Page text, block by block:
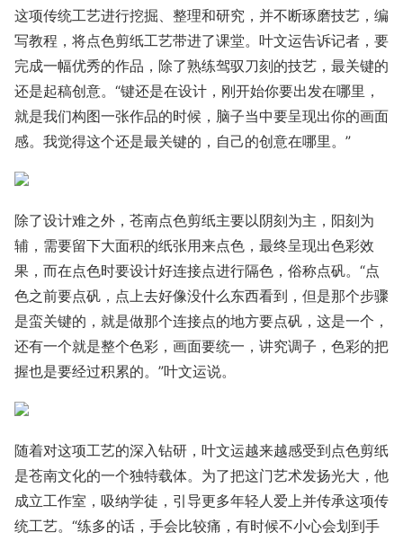
这项传统工艺进行挖掘、整理和研究，并不断琢磨技艺，编
写教程，将点色剪纸工艺带进了课堂。叶文运告诉记者，要
完成一幅优秀的作品，除了熟练驾驭刀刻的技艺，最关键的
还是起稿创意。“键还是在设计，刚开始你要出发在哪里，
就是我们构图一张作品的时候，脑子当中要呈现出你的画面
感。我觉得这个还是最关键的，自己的创意在哪里。”
除了设计难之外，苍南点色剪纸主要以阴刻为主，阳刻为
辅，需要留下大面积的纸张用来点色，最终呈现出色彩效
果，而在点色时要设计好连接点进行隔色，俗称点矾。“点
色之前要点矾，点上去好像没什么东西看到，但是那个步骤
是蛮关键的，就是做那个连接点的地方要点矾，这是一个，
还有一个就是整个色彩，画面要统一，讲究调子，色彩的把
握也是要经过积累的。”叶文运说。
随着对这项工艺的深入钻研，叶文运越来越感受到点色剪纸
是苍南文化的一个独特载体。为了把这门艺术发扬光大，他
成立工作室，吸纳学徒，引导更多年轻人爱上并传承这项传
统工艺。“练多的话，手会比较痛，有时候不小心会划到手